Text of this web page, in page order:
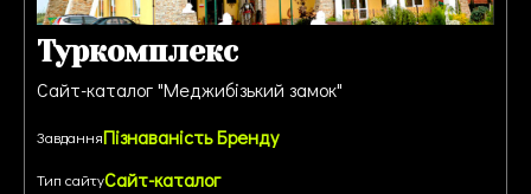
Туркомплекс
Сайт-каталог "Меджибізький замок"
ЗавданняПізнаваність Бренду
Тип сайтуСайт-каталог